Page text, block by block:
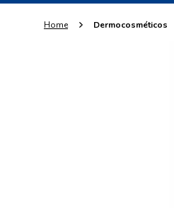
Dermocosméticos